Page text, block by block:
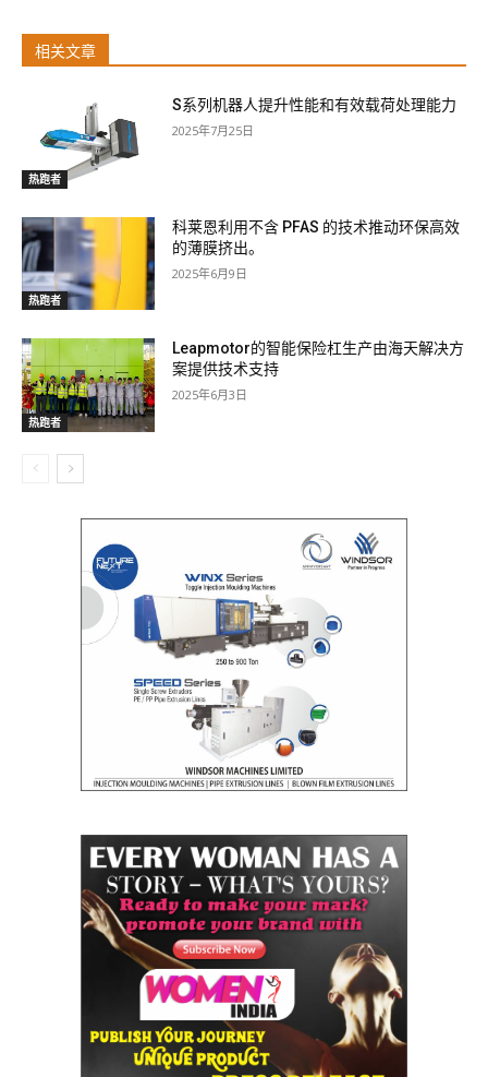
相关文章
热跑者
S系列机器人提升性能和有效载荷处理能力
2025年7月25日
热跑者
科莱恩利用不含 PFAS 的技术推动环保高效
的薄膜挤出。
2025年6月9日
热跑者
Leapmotor的智能保险杠生产由海天解决方
案提供技术支持
2025年6月3日